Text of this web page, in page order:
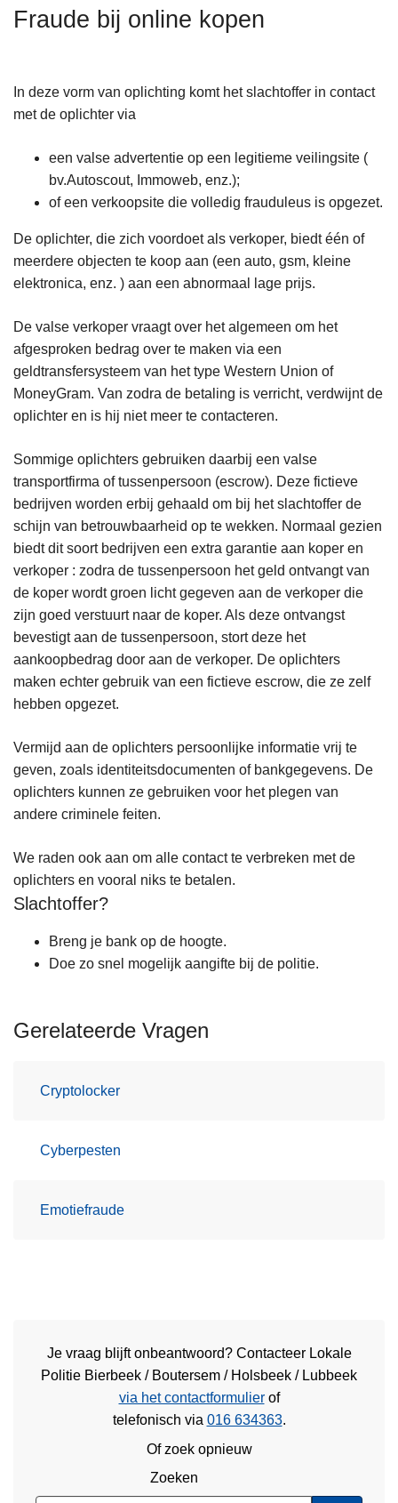
Fraude bij online kopen
In deze vorm van oplichting komt het slachtoffer in contact
met de oplichter via
een valse advertentie op een legitieme veilingsite (
bv.Autoscout, Immoweb, enz.);
of een verkoopsite die volledig frauduleus is opgezet.
De oplichter, die zich voordoet als verkoper, biedt één of
meerdere objecten te koop aan (een auto, gsm, kleine
elektronica, enz. ) aan een abnormaal lage prijs.
De valse verkoper vraagt over het algemeen om het
afgesproken bedrag over te maken via een
geldtransfersysteem van het type Western Union of
MoneyGram. Van zodra de betaling is verricht, verdwijnt de
oplichter en is hij niet meer te contacteren.
Sommige oplichters gebruiken daarbij een valse
transportfirma of tussenpersoon (escrow). Deze fictieve
bedrijven worden erbij gehaald om bij het slachtoffer de
schijn van betrouwbaarheid op te wekken. Normaal gezien
biedt dit soort bedrijven een extra garantie aan koper en
verkoper : zodra de tussenpersoon het geld ontvangt van
de koper wordt groen licht gegeven aan de verkoper die
zijn goed verstuurt naar de koper. Als deze ontvangst
bevestigt aan de tussenpersoon, stort deze het
aankoopbedrag door aan de verkoper. De oplichters
maken echter gebruik van een fictieve escrow, die ze zelf
hebben opgezet.
Vermijd aan de oplichters persoonlijke informatie vrij te
geven, zoals identiteitsdocumenten of bankgegevens. De
oplichters kunnen ze gebruiken voor het plegen van
andere criminele feiten.
We raden ook aan om alle contact te verbreken met de
oplichters en vooral niks te betalen.
Slachtoffer?
Breng je bank op de hoogte.
Doe zo snel mogelijk aangifte bij de politie.
Gerelateerde Vragen
Cryptolocker
Cyberpesten
Emotiefraude
Je vraag blijft onbeantwoord? Contacteer Lokale
Politie Bierbeek / Boutersem / Holsbeek / Lubbeek
via het contactformulierof
telefonisch via 016 634363.
Of zoek opnieuw
Zoeken